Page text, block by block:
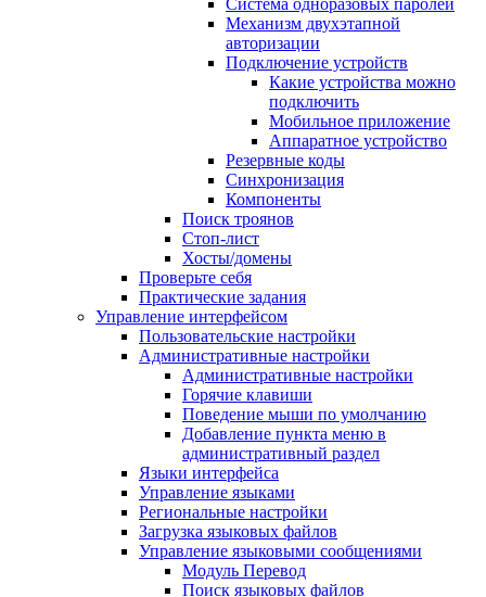
Система одноразовых паролей
Механизм двухэтапной
авторизации
Подключение устройств
Какие устройства можно
подключить
Мобильное приложение
Аппаратное устройство
Резервные коды
Синхронизация
Компоненты
Поиск троянов
Стоп-лист
Хосты/домены
Проверьте себя
Практические задания
Управление интерфейсом
Пользовательские настройки
Административные настройки
Административные настройки
Горячие клавиши
Поведение мыши по умолчанию
Добавление пункта меню в
административный раздел
Языки интерфейса
Управление языками
Региональные настройки
Загрузка языковых файлов
Управление языковыми сообщениями
Mодуль Перевод
Поиск языковых файлов